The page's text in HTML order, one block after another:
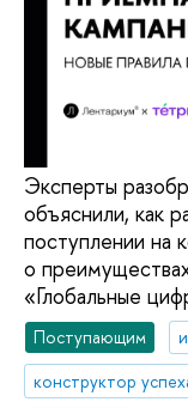
Эксперты
объяснили, как
поступлении на
о
«Глобальные
Поступающим
конструктор